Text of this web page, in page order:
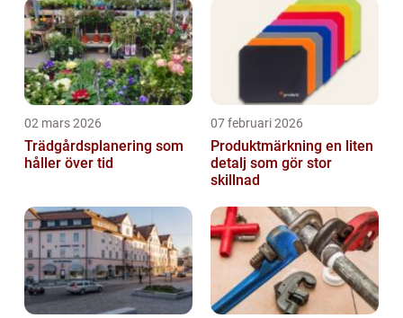
02 mars 2026
Trädgårdsplanering som
håller över tid
07 februari 2026
Produktmärkning en liten
detalj som gör stor
skillnad